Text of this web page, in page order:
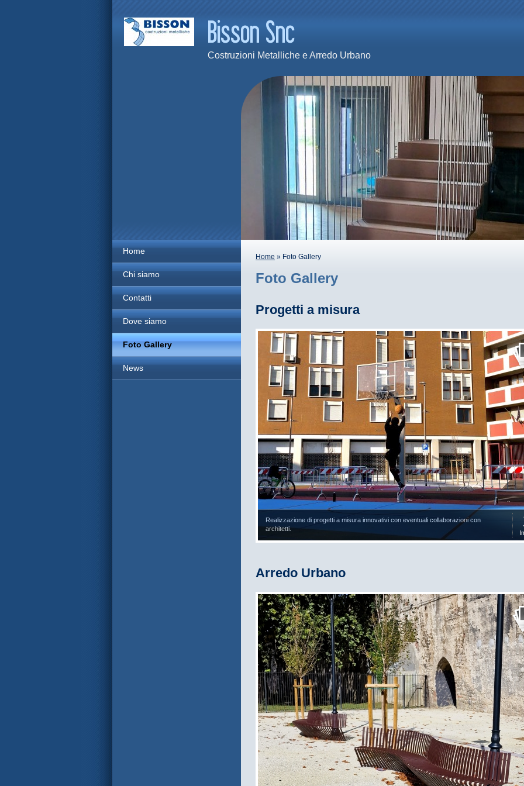
Costruzioni Metalliche e Arredo Urbano
Home
Chi siamo
Contatti
Dove siamo
Foto Gallery
News
Home » Foto Gallery
Foto Gallery
Progetti a misura
Realizzazione di progetti a misura innovativi con eventuali collaborazioni con
architetti.
Arredo Urbano